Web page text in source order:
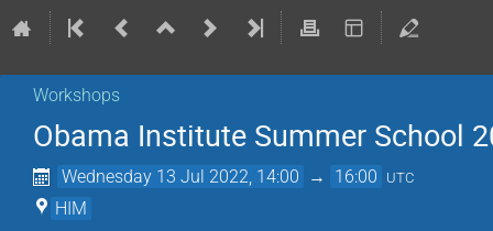
Workshops
Obama Institute Summer School
Wednesday 13 Jul 2022, 14:00 → 16:00 UTC
HIM